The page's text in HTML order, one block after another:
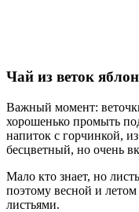
Чай из веток
Важный момент:
хорошенько промыть
напиток с горчинкой,
бесцветный, но очень
Мало кто знает, но
поэтому весной и
листьями.